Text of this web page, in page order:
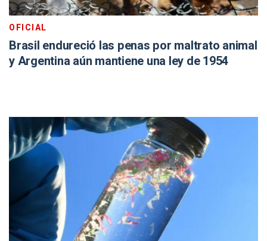
OFICIAL
Brasil endureció las penas por maltrato animal
y Argentina aún mantiene una ley de 1954